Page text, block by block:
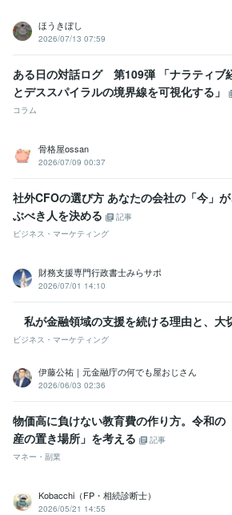
ほうきぼし
2026/07/13 07:59
ある日の対話ログ 第109弾 「ナラティブ
とデススパイラルの境界線を可視化する」
コラム
骨格屋ossan
2026/07/09 00:37
社外CFOの選び方 あなたの会社の「今」
ぶべき人を決める
記事
ビジネス・マーケティング
財務支援専門行政書士みらサポ
2026/07/01 14:10
私が金融領域の支援を続ける理由と、大
ビジネス・マーケティング
伊藤公祐｜元金融庁の何でも屋おじさん
2026/06/03 02:36
物価高に負けない教育費の作り方。令和の
産の置き場所」を考える
記事
マネー・副業
Kobacchi（FP・相続診断士）
2026/05/21 14:55